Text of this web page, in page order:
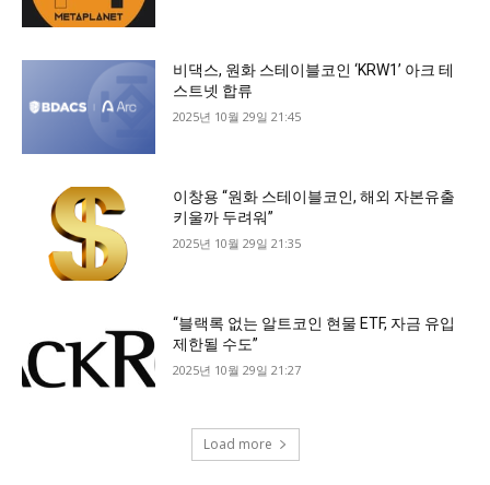
비댁스, 원화 스테이블코인 ‘KRW1’ 아크 테
스트넷 합류
2025년 10월 29일 21:45
이창용 “원화 스테이블코인, 해외 자본유출
키울까 두려워”
2025년 10월 29일 21:35
“블랙록 없는 알트코인 현물 ETF, 자금 유입
제한될 수도”
2025년 10월 29일 21:27
Load more